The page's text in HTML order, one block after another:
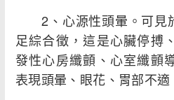
2、心源性頭暈。可見
足綜合徵，這是心臟停搏
發性心房纖顫、心室纖顫
表現頭暈、眼花、胃部不適